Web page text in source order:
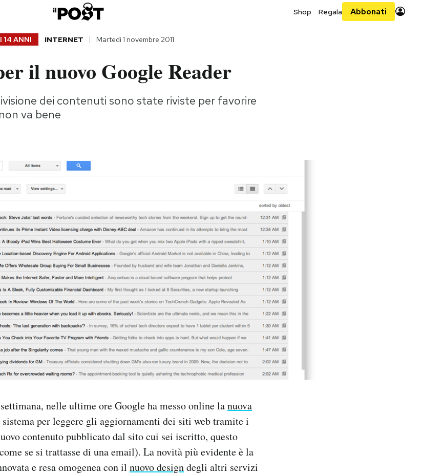
Shop Regala Abbonati
14 ANNI INTERNET Martedì 1 novembre 2011
il nuovo Google Reader
dei contenuti sono state riviste per favorire
va bene
nelle ultime ore Google ha messo online lanuova
sistema per leggere gli aggiornamenti dei siti web tramite i
contenuto pubblicato dal sito cui sei iscritto, questo
se si trattasse di una email). La novità più evidente è la
e resa omogenea con il nuovo designdegli altri servizi